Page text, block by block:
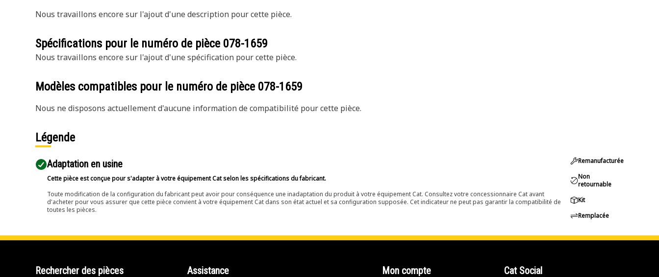
Nous travaillons encore sur l'ajout d'une description pour cette pièce.
Spécifications pour le numéro de pièce 078-1659
Nous travaillons encore sur l'ajout d'une spécification pour cette pièce.
Modèles compatibles pour le numéro de pièce 078-1659
Nous ne disposons actuellement d'aucune information de compatibilité pour cette pièce.
Légende
Adaptation en usine
Cette pièce est conçue pour s'adapter à votre équipement Cat selon les spécifications du fabricant.
Toute modification de la configuration du fabricant peut avoir pour conséquence une inadaptation du produit à votre équipement Cat. Consultez votre concessionnaire Cat avant
d'acheter pour vous assurer que cette pièce convient à votre équipement Cat dans son état actuel et sa configuration supposée. Cet indicateur ne peut pas garantir la compatibilité de
toutes les pièces.
Remanufacturée
Non
retournable
Kit
Remplacée
Rechercher des pièces Assistance Mon compte Cat Social